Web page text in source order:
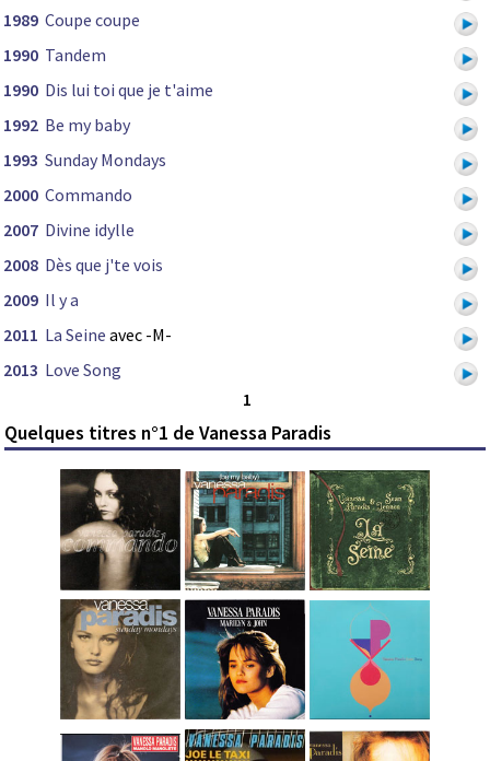
1989 Coupe coupe
1990 Tandem
1990 Dis lui toi que je t'aime
1992 Be my baby
1993 Sunday Mondays
2000 Commando
2007 Divine idylle
2008 Dès que j'te vois
2009 Il y a
2011 La Seine avec -M-
2013 Love Song
1
Quelques titres n°1 de Vanessa Paradis